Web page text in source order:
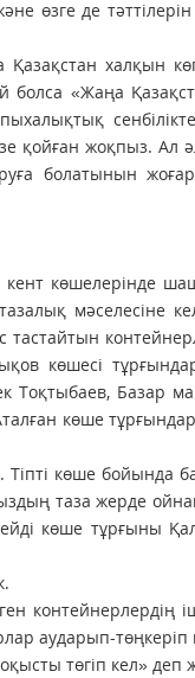
өзге де
халқын
болса «Жаңа
қойған жоқпыз. Ал
болатынын
кент көшелерінде
мәселесіне
тастайтын
көшесі
Тоқтыбаев, Базар
көше
көше бойында
таза жерде
көше тұрғыны
контейнерлердің
аударып-төңкеріп
төгіп кел» деп